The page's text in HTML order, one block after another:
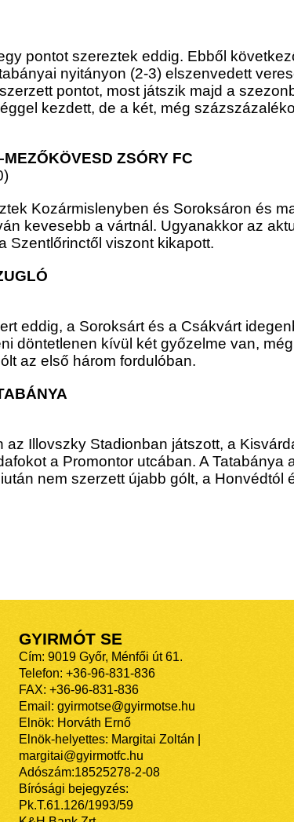
pontot szereztek eddig. Ebből
nyitányon (2-3) elszenvedett
pontot, most játszik majd a
kezdett, de a két, még
ZSÓRY FC
Kozármislenyben és Soroksáron és
kevesebb a vártnál. Ugyanakkor az
Szentlőrinctől viszont kikapott.
eddig, a Soroksárt és a Csákvárt
döntetlenen kívül két győzelme van,
az első három fordulóban.
az Illovszky Stadionban játszott, a
a Promontor utcában. A
nem szerzett újabb gólt, a Honvédtól
GYIRMÓT SE
Cím: 9019 Győr, Ménfői út 61.
Telefon: +36-96-831-836
FAX: +36-96-831-836
Email: gyirmotse@gyirmotse.hu
Elnök: Horváth Ernő
Elnök-helyettes: Margitai Zoltán |
margitai@gyirmotfc.hu
Adószám:18525278-2-08
Bírósági bejegyzés:
Pk.T.61.126/1993/59